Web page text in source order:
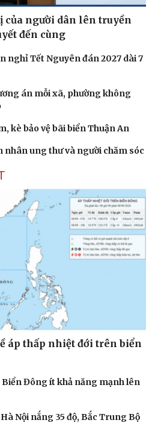
của người dân lên truyền
đến cùng
nghỉ Tết Nguyên đán 2027 dài 7
án mỗi xã, phường không
kè bảo vệ bãi biển Thuận An
nhân ung thư và người chăm sóc
áp thấp nhiệt đới trên biển
Đông ít khả năng mạnh lên
Nội nắng 35 độ, Bắc Trung Bộ